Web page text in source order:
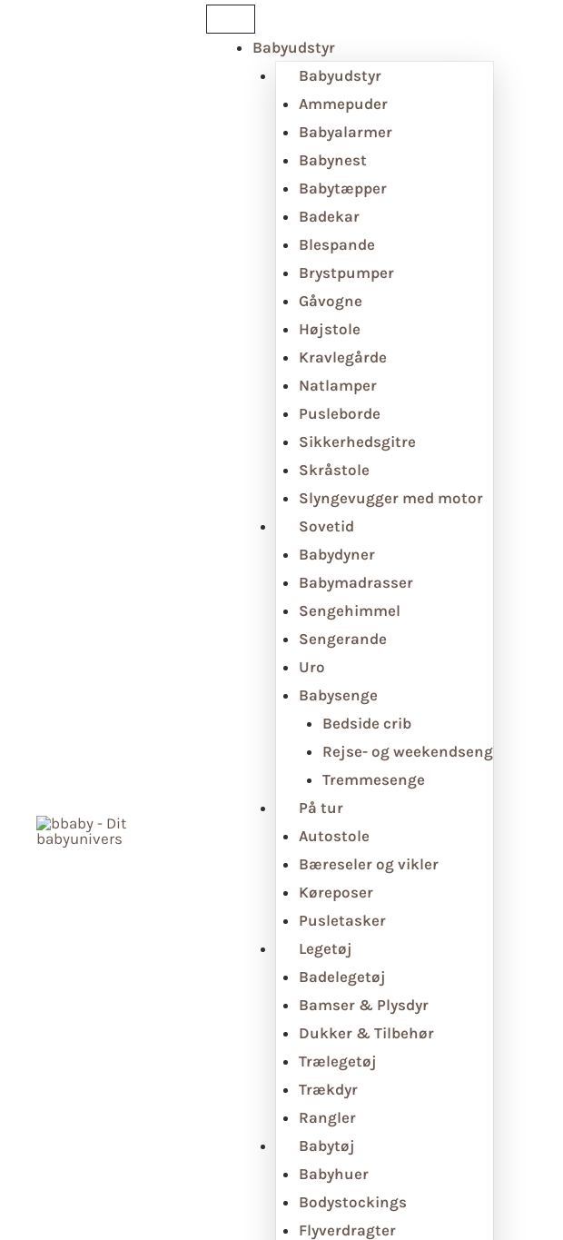
Babyudstyr
Babyudstyr
Ammepuder
Babyalarmer
Babynest
Babytæpper
Badekar
Blespande
Brystpumper
Gåvogne
Højstole
Kravlegårde
Natlamper
Pusleborde
Sikkerhedsgitre
Skråstole
Slyngevugger med motor
Sovetid
Babydyner
Babymadrasser
Sengehimmel
Sengerande
Uro
Babysenge
Bedside crib
Rejse- og weekendseng
Tremmesenge
På tur
Autostole
Bæreseler og vikler
Køreposer
Pusletasker
Legetøj
Badelegetøj
Bamser & Plysdyr
Dukker & Tilbehør
Trælegetøj
Trækdyr
Rangler
Babytøj
Babyhuer
Bodystockings
Flyverdragter